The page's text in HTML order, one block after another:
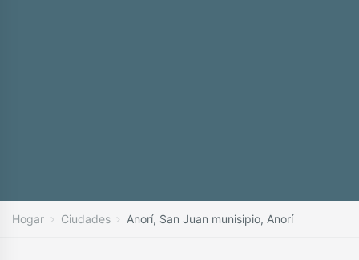
Hogar Ciudades Anorí, San Juan munisipio, Anorí